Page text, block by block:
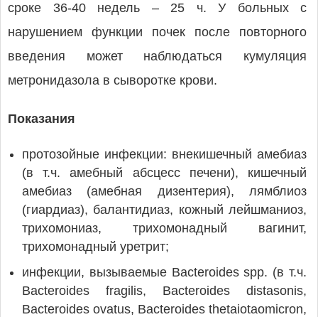
сроке 36-40 недель – 25 ч. У больных с
нарушением функции почек после повторного
введения может наблюдаться кумуляция
метронидазола в сыворотке крови.
Показания
протозойные инфекции: внекишечный амебиаз
(в т.ч. амебный абсцесс печени), кишечный
амебиаз (амебная дизентерия), лямблиоз
(гиардиаз), балантидиаз, кожный лейшманиоз,
трихомониаз, трихомонадный вагинит,
трихомонадный уретрит;
инфекции, вызываемые Bacteroides spp. (в т.ч.
Bacteroides fragilis, Bacteroides distasonis,
Bacteroides ovatus, Bacteroides thetaiotaomicron,